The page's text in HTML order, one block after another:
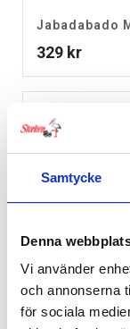
Samtycke
Denna
Vi använder
och annonserna
för sociala
Jabadabado
329 kr